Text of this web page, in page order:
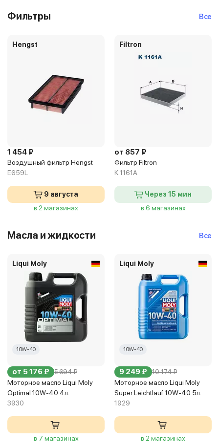
Фильтры Все
Hengst
1 454 ₽
Воздушный фильтр Hengst
E659L
9 августа
в 2 магазинах
Filtron
от 857 ₽
Фильтр Filtron
K 1161A
Через 15 мин
в 6 магазинах
Масла и жидкости Все
Liqui Moly
10W-40
от 5 176 ₽ 5 694 ₽
Моторное масло Liqui Moly
Optimal 10W-40 4л.
3930
в 7 магазинах
Liqui Moly
10W-40
9 249 ₽ 10 174 ₽
Моторное масло Liqui Moly
Super Leichtlauf 10W-40 5л.
1929
в 2 магазинах